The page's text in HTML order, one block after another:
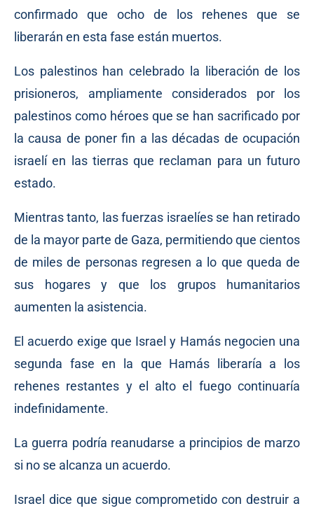
confirmado que ocho de los rehenes que se
liberarán en esta fase están muertos.
Los palestinos han celebrado la liberación de los
prisioneros, ampliamente considerados por los
palestinos como héroes que se han sacrificado por
la causa de poner fin a las décadas de ocupación
israelí en las tierras que reclaman para un futuro
estado.
Mientras tanto, las fuerzas israelíes se han retirado
de la mayor parte de Gaza, permitiendo que cientos
de miles de personas regresen a lo que queda de
sus hogares y que los grupos humanitarios
aumenten la asistencia.
El acuerdo exige que Israel y Hamás negocien una
segunda fase en la que Hamás liberaría a los
rehenes restantes y el alto el fuego continuaría
indefinidamente.
La guerra podría reanudarse a principios de marzo
si no se alcanza un acuerdo.
Israel dice que sigue comprometido con destruir a